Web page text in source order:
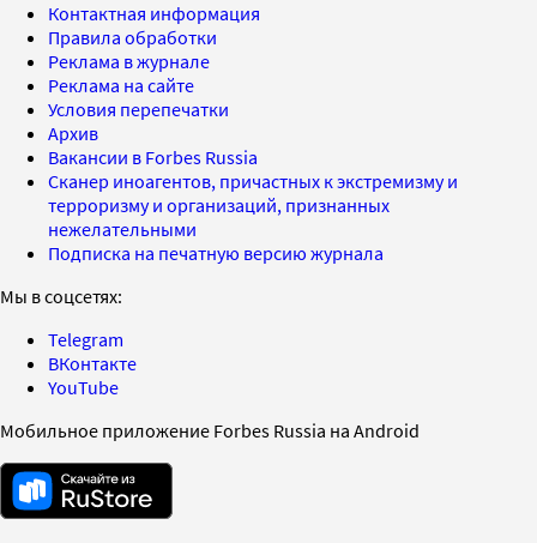
Контактная информация
Правила обработки
Реклама в журнале
Реклама на сайте
Условия перепечатки
Архив
Вакансии в Forbes Russia
Сканер иноагентов, причастных к экстремизму и
терроризму и организаций, признанных
нежелательными
Подписка на печатную версию журнала
Мы в соцсетях:
Telegram
ВКонтакте
YouTube
Мобильное приложение Forbes Russia на Android